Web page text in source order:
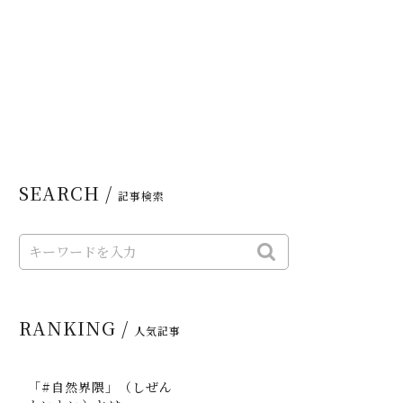
SEARCH / 記事検索
RANKING / 人気記事
「#自然界隈」（しぜん